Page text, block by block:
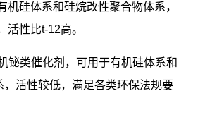
机硅体系和硅烷改性聚合物体系，
活性比t-12高。
铋类催化剂，可用于有机硅体系和
活性较低，满足各类环保法规要